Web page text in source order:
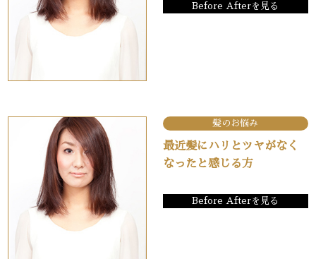
Before Afterを見る
髪のお悩み
最近髪にハリとツヤがなく
なったと感じる方
Before Afterを見る